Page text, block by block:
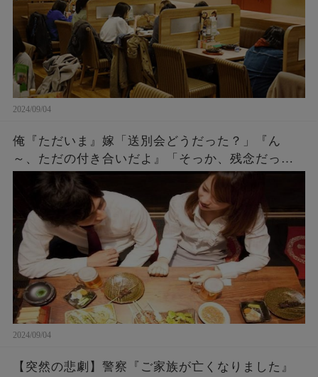
2024/09/04
俺『ただいま』嫁「送別会どうだった？」『ん
～、ただの付き合いだよ』「そっか、残念だった
ね。何度もチャンスをあげたのに^^」『え？』 →
実は・・・
2024/09/04
【突然の悲劇】警察『ご家族が亡くなりました』